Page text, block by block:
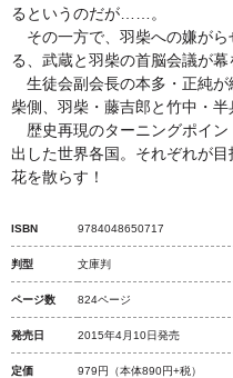
るというのだが……。
その一方で、羽柴への嫌が
る、武蔵と羽柴の首脳会議が幕
生徒会副会長の本多・正純が
柴側、羽柴・藤吉郎と竹中・
歴史再現のターニングポイン
出した世界各国。それぞれが
花を散らす！
ISBN 9784048650717
判型 文庫判
ページ数 824ページ
発売日 2015年4月10日発売
定価 979円 （本体890円+税）